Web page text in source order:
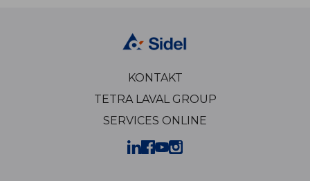
KONTAKT
TETRA LAVAL GROUP
SERVICES ONLINE